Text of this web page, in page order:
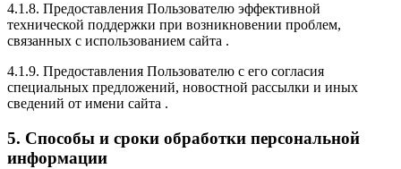
4.1.8. Предоставления Пользователю эффективной
технической поддержки при возникновении проблем,
связанных с использованием сайта .
4.1.9. Предоставления Пользователю с его согласия
специальных предложений, новостной рассылки и иных
сведений от имени сайта .
5. Способы и сроки обработки персональной
информации